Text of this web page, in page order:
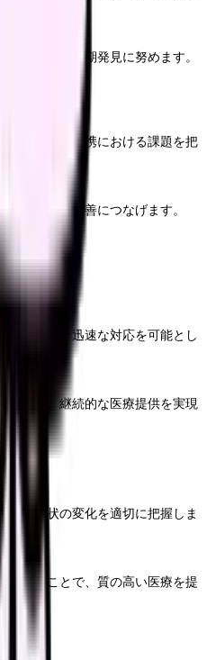
、課題の早期発見に努めます。
を実施し、連携における課題を把
さらなる改善につなげます。
明確化し、迅速な対応を可能とし
ことで、継続的な医療提供を実現
し、病状の変化を適切に把握しま
有することで、質の高い医療を提